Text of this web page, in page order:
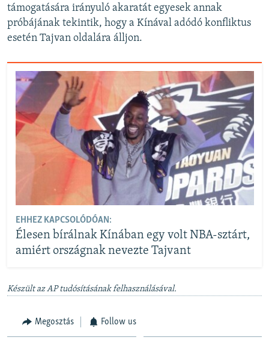
támogatására irányuló akaratát egyesek annak
próbájának tekintik, hogy a Kínával adódó konfliktus
esetén Tajvan oldalára álljon.
EHHEZ KAPCSOLÓDÓAN:
Élesen bírálnak Kínában egy volt NBA-sztárt,
amiért országnak nevezte Tajvant
Készült az AP tudósításának felhasználásával.
Megosztás Follow us